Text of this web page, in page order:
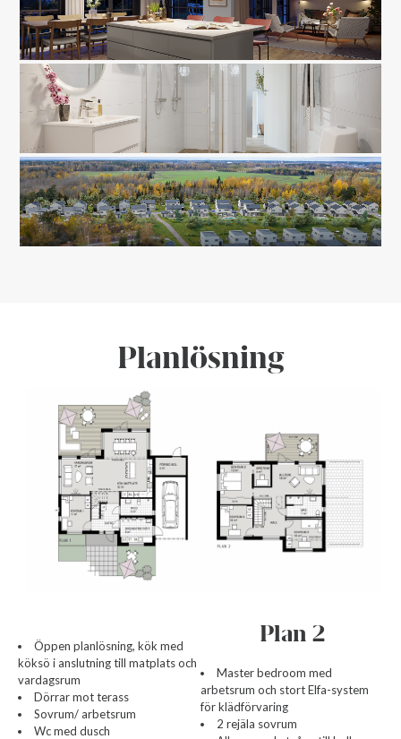
Planlösning
Öppen planlösning, kök med
köksö i anslutning till matplats och
vardagsrum
Dörrar mot terass
Sovrum/ arbetsrum
Wc med dusch
Plan 2
Master bedroom med
arbetsrum och stort Elfa-system
för klädförvaring
2 rejäla sovrum